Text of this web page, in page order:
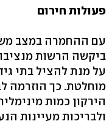
פעולות חירום
עם ההחמרה במצב
ביקשה הרשות
על מנת להציל בתי
מוחלטת. כך הוזרמה
הירקון כמות
ולבריכות מעיינות